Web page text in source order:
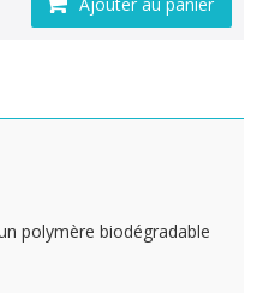
polymère biodégradable